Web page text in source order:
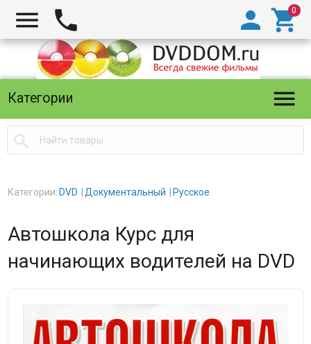
  

Категории 

Категории: DVD Документальный Русское
Автошкола Курс для
начинающих водителей на DVD